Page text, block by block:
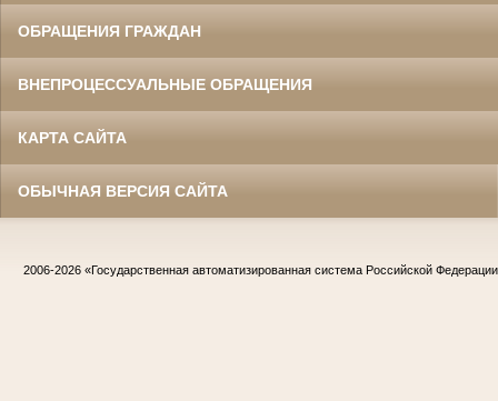
ОБРАЩЕНИЯ ГРАЖДАН
ВНЕПРОЦЕССУАЛЬНЫЕ ОБРАЩЕНИЯ
КАРТА САЙТА
ОБЫЧНАЯ ВЕРСИЯ САЙТА
2006-2026 «Государственная автоматизированная система Российской